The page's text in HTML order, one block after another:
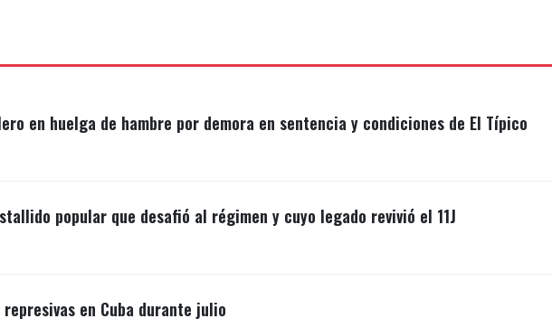
en huelga de hambre por demora en sentencia y condiciones de El Típico
popular que desafió al régimen y cuyo legado revivió el 11J
en Cuba durante julio